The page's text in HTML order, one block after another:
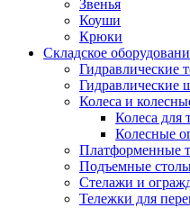
Звенья
Коуши
Крюки
Складское
Гидравлические
Гидравлические
Колеса и
Колеса для
Колесные
Платформенные
Подъемные
Стелажи и
Тележки для